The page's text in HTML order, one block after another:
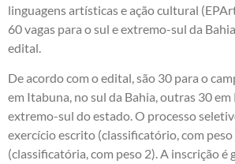
linguagens artísticas e ação cultural
60 vagas para o sul e extremo-sul da
edital.
De acordo com o edital, são 30 para o
em Itabuna, no sul da Bahia, outras 30
extremo-sul do estado. O processo
exercício escrito (classificatório, com
(classificatória, com peso 2).A inscrição é